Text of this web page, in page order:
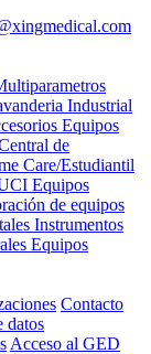
Industrial
Equipos
de
Care/Estudiantil
Equipos
de equipos
Instrumentos
Equipos
Contacto
datos
Acceso al GED